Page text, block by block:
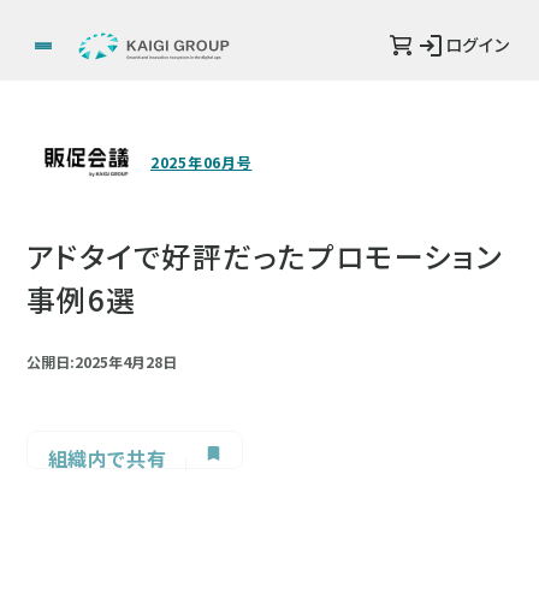
ログイン
2025年06月号
アドタイで好評だったプロモーション
事例6選
公開日:2025年4月28日
組織内で共有